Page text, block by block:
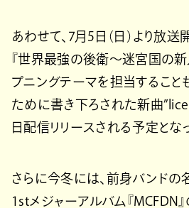
あわせて、7月5日（日）より放
『世界最強の後衛〜迷宮国の
プニングテーマを担当すること
ために書き下ろされた新曲
日配信リリースされる予定とな
さらに今冬には、前身バンドの
1stメジャーアルバム『MCFDN